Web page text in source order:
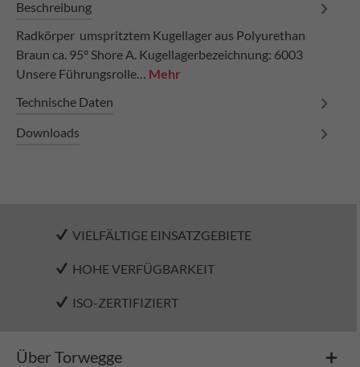
Beschreibung
Radkörper umspritztem Kugellager aus Polyurethan
Braun ca. 95° Shore A. Kugellagerbezeichnung: 6003
Unsere Führungsrolle… Mehr
Technische Daten
Downloads
VIELFÄLTIGE EINSATZGEBIETE
HOHE VERFÜGBARKEIT
ISO-ZERTIFIZIERT
Über Torwegge